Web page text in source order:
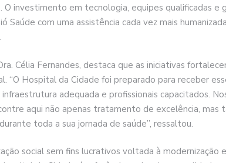
O investimento em tecnologia, equipes qualificadas e
com uma assistência cada vez mais
Célia Fernandes, destaca que as iniciativas
“O Hospital da Cidade foi preparado para receber
adequada e profissionais capacitados.
aqui não apenas tratamento de excelência, mas
toda a sua jornada de saúde”, ressaltou.
social sem fins lucrativos voltada à modernização